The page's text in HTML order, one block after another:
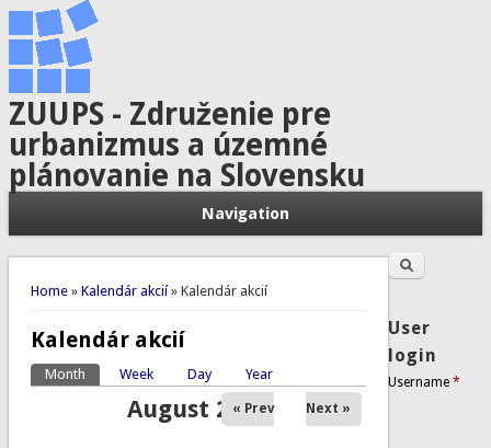
ZUUPS - Združenie pre
urbanizmus a územné
plánovanie na Slovensku
Navigation
You are here
Home» Kalendár akcií» Kalendár akcií
Kalendár akcií
Primary tabs
Month (active tab)
Week Day Year
August 2026
« Prev Next »
Search form Search
User
login
Username *